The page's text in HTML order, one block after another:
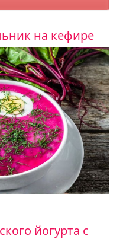
на кефире
йогурта с